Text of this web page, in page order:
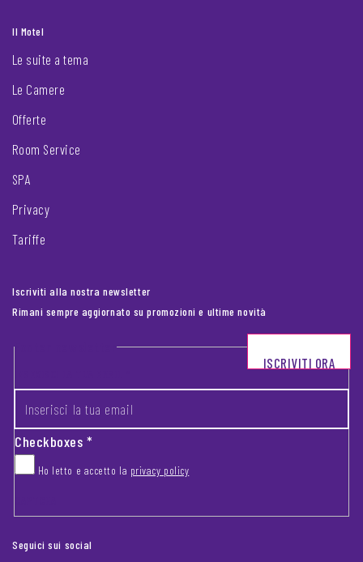
Il Motel
Le suite a tema
Le Camere
Offerte
Room Service
SPA
Privacy
Tariffe
Iscriviti alla nostra newsletter
Rimani sempre aggiornato su promozioni e ultime novità
Footer newsletter
Checkboxes*
Ho letto e accetto la privacy policy
ISCRIVITI ORA
Seguici sui social